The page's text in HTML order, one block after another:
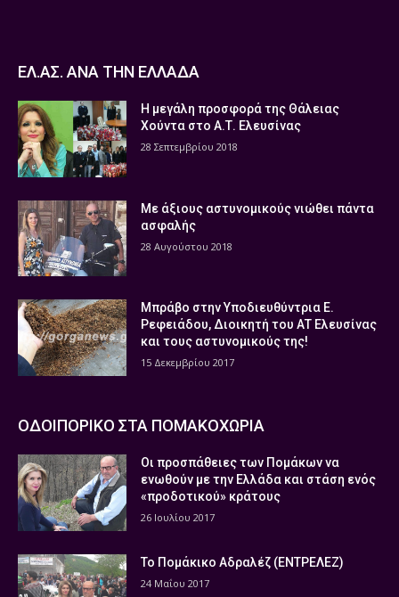
ΕΛ.ΑΣ. ΑΝΑ ΤΗΝ ΕΛΛΑΔΑ
Η μεγάλη προσφορά της Θάλειας
Χούντα στο Α.Τ. Ελευσίνας
28 Σεπτεμβρίου 2018
Με άξιους αστυνομικούς νιώθει πάντα
ασφαλής
28 Αυγούστου 2018
Μπράβο στην Υποδιευθύντρια Ε.
Ρεφειάδου, Διοικητή του ΑΤ Ελευσίνας
και τους αστυνομικούς της!
15 Δεκεμβρίου 2017
ΟΔΟΙΠΟΡΙΚΟ ΣΤΑ ΠΟΜΑΚΟΧΩΡΙΑ
Οι προσπάθειες των Πομάκων να
ενωθούν με την Ελλάδα και στάση ενός
«προδοτικού» κράτους
26 Ιουλίου 2017
Το Πομάκικο Αδραλέζ (ΕΝΤΡΕΛΕΖ)
24 Μαΐου 2017